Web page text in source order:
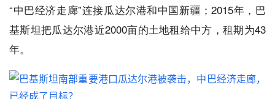
“中巴经济走廊”连接瓜达尔港和中国新疆；2015年，巴
基斯坦把瓜达尔港近2000亩的土地租给中方，租期为43
年。